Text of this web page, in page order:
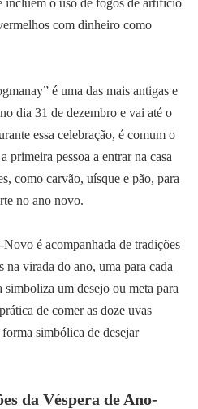
incluem o uso de fogos de artifício
com dinheiro como
é uma das mais antigas e
dia 31 de dezembro e vai até o
essa celebração, é comum o
primeira pessoa a entrar na casa
como carvão, uísque e pão, para
no ano novo.
é acompanhada de tradições
na virada do ano, uma para cada
um desejo ou meta para
de comer as doze uvas
simbólica de desejar
da Véspera de Ano-